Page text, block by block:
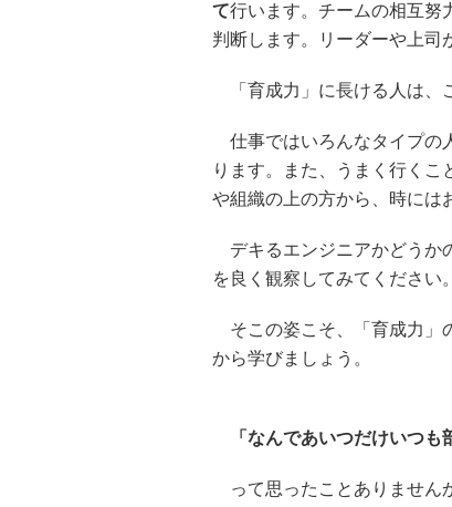
て行います。チームの相互努
判断します。リーダーや上司
「育成力」に長ける人は、
仕事ではいろんなタイプの
ります。また、うまく行く
や組織の上の方から、時には
デキるエンジニアかどうか
を良く観察してみてください。
そこの姿こそ、「育成力」
から学びましょう。
「なんであいつだけいつも
って思ったことありません